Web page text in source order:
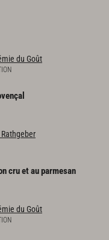
du Goût
cruetauparmesan
du Goût